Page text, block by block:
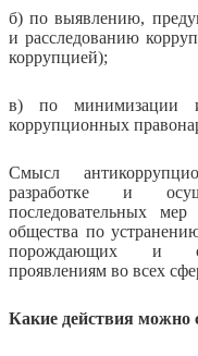
б) по выявлению,
и расследованию
коррупцией);
в) по минимизации
коррупционных
Смысл
разработке и
последовательных
общества по
порождающих и
проявлениям во всех
Какие действия можно